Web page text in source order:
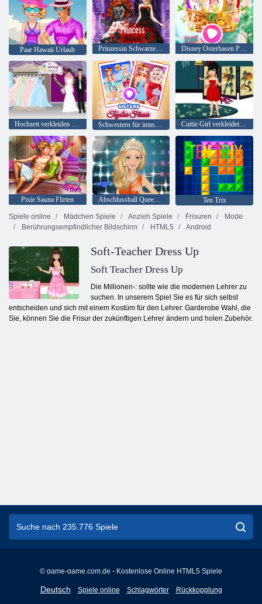
Paar Hawaii Urlaub Prinzessin Schwarzes Hochzeitskleid Disney Osterhasen Party
Hochzeit verkleiden sich Schwestern für immer zusammen Cuttie Girl verkleidet sich
Pixie Sauna Flirten Abschlussball Queen Dress Up
Ten Trix
Spiele online
Mädchen Spiele Anzieh Spiele Frisuren
Mode
Berührungsempfindlicher Bildschirm
HTML5 Android
Soft-Teacher Dress Up
Soft Teacher Dress Up
Die Millionen-: sollte wie die modernen Lehrer zu
suchen. In unserem Spiel Sie es für sich selbst
entscheiden und sich mit einem Kostüm für den Lehrer. Garderobe Wahl, die
Sie, können Sie die Frisur der zukünftigen Lehrer ändern und holen Zubehör.
© game-game.com.de - Kostenlose Online HTML5 Spiele
Deutsch
English
Spiele online Schlagwörter Rückkopplung